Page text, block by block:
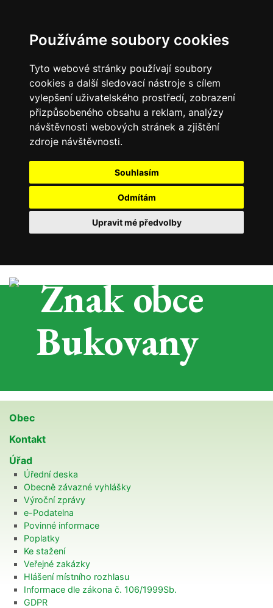
Používáme soubory cookies
Tyto webové stránky používají soubory
cookies a další sledovací nástroje s cílem
vylepšení uživatelského prostředí, zobrazení
přizpůsobeného obsahu a reklam, analýzy
návštěvnosti webových stránek a zjištění
zdroje návštěvnosti.
Souhlasím
Odmítám
Upravit mé předvolby
Obec
Kontakt
Úřad
Úřední deska
Obecně závazné vyhlášky
Výroční zprávy
e-Podatelna
Povinné informace
Poplatky
Ke stažení
Veřejné zakázky
Hlášení místního rozhlasu
Informace dle zákona č. 106/1999Sb.
GDPR